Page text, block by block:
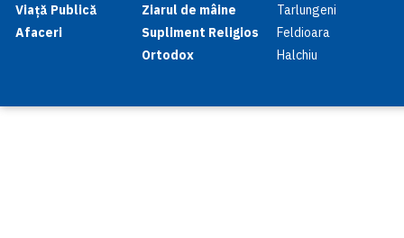
Viață Publică
Afaceri
Ziarul de mâine
Supliment Religios
Ortodox
Tarlungeni
Feldioara
Halchiu